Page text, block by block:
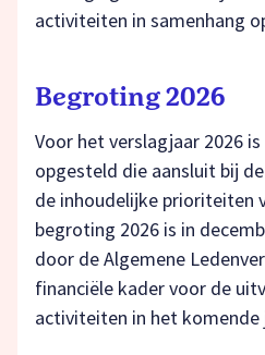
activiteiten in samenhang
Begroting 2026
Voor het verslagjaar 2026
opgesteld die aansluit bij
de inhoudelijke prioriteiten
begroting 2026 is in
door de Algemene
financiële kader voor de
activiteiten in het komende